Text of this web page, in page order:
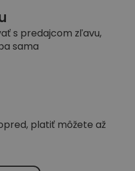
s predajcom zľavu,
sama
platiť môžete až